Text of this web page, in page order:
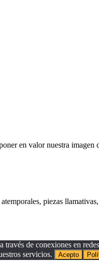
en valor nuestra imagen
piezas
de conexiones en
servicios.
Acepto